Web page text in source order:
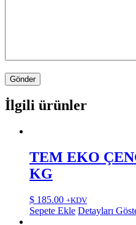
İlgili ürünler
TEM EKO
KG
$ 185.00 +KDV
Sepete Ekle Detayları